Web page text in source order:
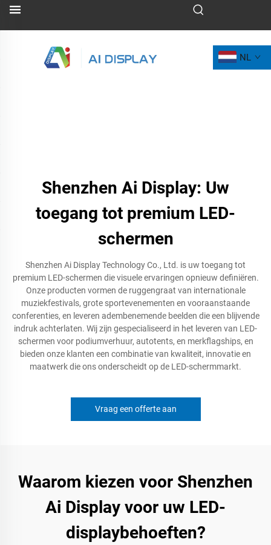
NL
Shenzhen Ai Display: Uw
toegang tot premium LED-
schermen
Shenzhen Ai Display Technology Co., Ltd. is uw toegang tot
premium LED-schermen die visuele ervaringen opnieuw definiëren.
Onze producten vormen de ruggengraat van internationale
muziekfestivals, grote sportevenementen en vooraanstaande
conferenties, en leveren adembenemende beelden die een blijvende
indruk achterlaten. Wij zijn gespecialiseerd in het leveren van LED-
schermen voor podiumverhuur, autotents, en merkflagships, en
bieden onze klanten een combinatie van kwaliteit, innovatie en
maatwerk die ons onderscheidt op de LED-schermmarkt.
Vraag een offerte aan
Waarom kiezen voor Shenzhen
Ai Display voor uw LED-
displaybehoeften?